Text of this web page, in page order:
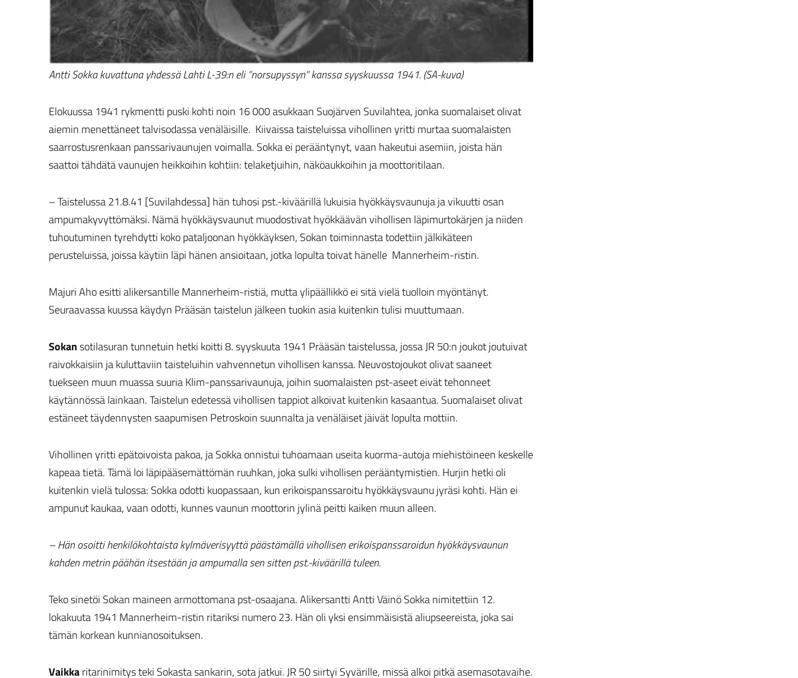
Antti Sokka kuvattuna yhdessä Lahti L-39:n eli ”norsupyssyn” kanssa syyskuussa 1941. (SA-kuva)
Elokuussa 1941 rykmentti puski kohti noin 16 000 asukkaan Suojärven Suvilahtea, jonka suomalaiset olivat
aiemin menettäneet talvisodassa venäläisille. Kiivaissa taisteluissa vihollinen yritti murtaa suomalaisten
saarrostusrenkaan panssarivaunujen voimalla. Sokka ei perääntynyt, vaan hakeutui asemiin, joista hän
saattoi tähdätä vaunujen heikkoihin kohtiin: telaketjuihin, näköaukkoihin ja moottoritilaan.
– Taistelussa 21.8.41 [Suvilahdessa] hän tuhosi pst.-kiväärillä lukuisia hyökkäysvaunuja ja vikuutti osan
ampumakyvyttömäksi. Nämä hyökkäysvaunut muodostivat hyökkäävän vihollisen läpimurtokärjen ja niiden
tuhoutuminen tyrehdytti koko pataljoonan hyökkäyksen, Sokan toiminnasta todettiin jälkikäteen
perusteluissa, joissa käytiin läpi hänen ansioitaan, jotka lopulta toivat hänelle Mannerheim-ristin.
Majuri Aho esitti alikersantille Mannerheim-ristiä, mutta ylipäällikkö ei sitä vielä tuolloin myöntänyt.
Seuraavassa kuussa käydyn Prääsän taistelun jälkeen tuokin asia kuitenkin tulisi muuttumaan.
Sokansotilasuran tunnetuin hetki koitti 8. syyskuuta 1941 Prääsän taistelussa, jossa JR 50:n joukot joutuivat
raivokkaisiin ja kuluttaviin taisteluihin vahvennetun vihollisen kanssa. Neuvostojoukot olivat saaneet
tuekseen muun muassa suuria Klim-panssarivaunuja, joihin suomalaisten pst-aseet eivät tehonneet
käytännössä lainkaan. Taistelun edetessä vihollisen tappiot alkoivat kuitenkin kasaantua. Suomalaiset olivat
estäneet täydennysten saapumisen Petroskoin suunnalta ja venäläiset jäivät lopulta mottiin.
Vihollinen yritti epätoivoista pakoa, ja Sokka onnistui tuhoamaan useita kuorma-autoja miehistöineen keskelle
kapeaa tietä. Tämä loi läpipääsemättömän ruuhkan, joka sulki vihollisen perääntymistien. Hurjin hetki oli
kuitenkin vielä tulossa: Sokka odotti kuopassaan, kun erikoispanssaroitu hyökkäysvaunu jyräsi kohti. Hän ei
ampunut kaukaa, vaan odotti, kunnes vaunun moottorin jylinä peitti kaiken muun alleen.
– Hän osoitti henkilökohtaista kylmäverisyyttä päästämällä vihollisen erikoispanssaroidun hyökkäysvaunun
kahden metrin päähän itsestään ja ampumalla sen sitten pst.-kiväärillä tuleen.
Teko sinetöi Sokan maineen armottomana pst-osaajana. Alikersantti Antti Väinö Sokka nimitettiin 12.
lokakuuta 1941 Mannerheim-ristin ritariksi numero 23. Hän oli yksi ensimmäisistä aliupseereista, joka sai
tämän korkean kunnianosoituksen.
Vaikkaritarinimitys teki Sokasta sankarin, sota jatkui. JR 50 siirtyi Syvärille, missä alkoi pitkä asemasotavaihe.